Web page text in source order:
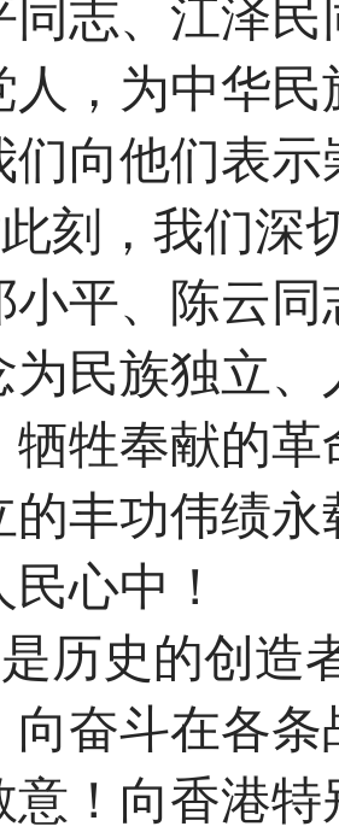
人，为中华
们向他们表
刻，我们深
小平、陈云
为民族独立
牺牲奉献的
的丰功伟绩
心中！
历史的创造
向奋斗在各
意！向香港